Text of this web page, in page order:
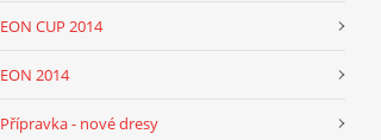
EON CUP 2014
EON 2014
Přípravka - nové dresy